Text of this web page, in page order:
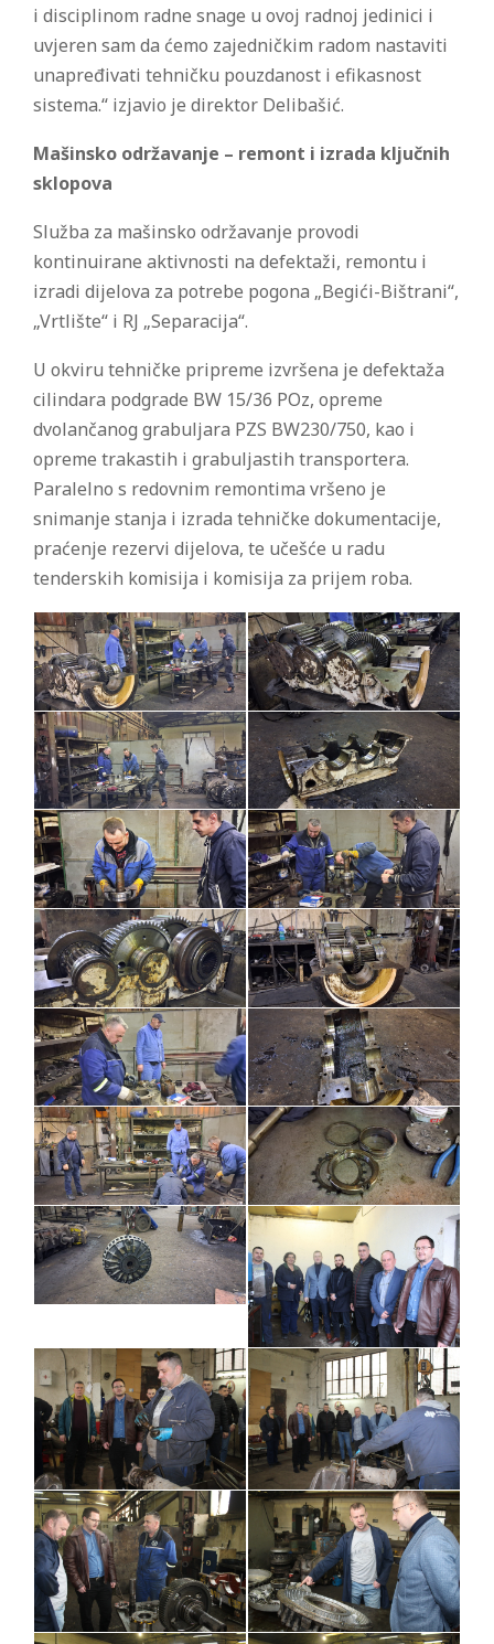
i disciplinom radne snage u ovoj radnoj jedinici i
uvjeren sam da ćemo zajedničkim radom nastaviti
unapređivati tehničku pouzdanost i efikasnost
sistema.“ izjavio je direktor Delibašić.
Mašinsko održavanje – remont i izrada ključnih
sklopova
Služba za mašinsko održavanje provodi
kontinuirane aktivnosti na defektaži, remontu i
izradi dijelova za potrebe pogona „Begići-Bištrani“,
„Vrtlište“ i RJ „Separacija“.
U okviru tehničke pripreme izvršena je defektaža
cilindara podgrade BW 15/36 POz, opreme
dvolančanog grabuljara PZS BW230/750, kao i
opreme trakastih i grabuljastih transportera.
Paralelno s redovnim remontima vršeno je
snimanje stanja i izrada tehničke dokumentacije,
praćenje rezervi dijelova, te učešće u radu
tenderskih komisija i komisija za prijem roba.